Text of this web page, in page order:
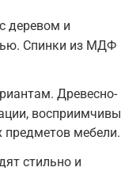
деревом и
Спинки из МДФ
Древесно-
восприимчивы
предметов мебели.
стильно и